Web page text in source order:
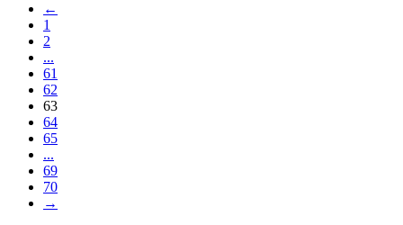
←
1
2
...
61
62
63
64
65
...
69
70
→